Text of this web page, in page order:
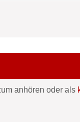
anhören oder als